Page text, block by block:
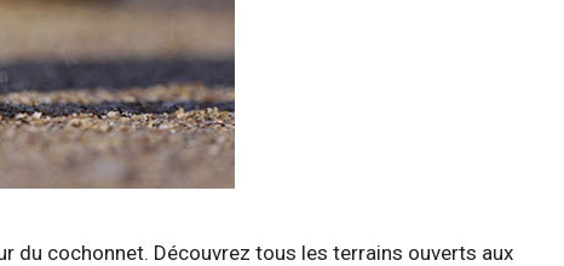
du cochonnet. Découvrez tous les terrains ouverts aux